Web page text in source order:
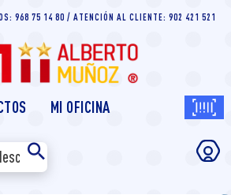
968 75 14 80 / ATENCIÓN AL CLIENTE: 902 421 521
MI OFICINA